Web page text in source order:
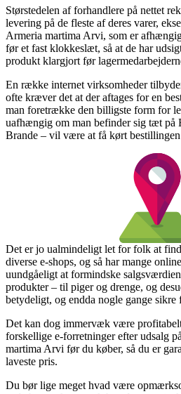
Størstedelen af forhandlere på nettet
levering på de fleste af deres varer,
Armeria martima Arvi, som er
før et fast klokkeslæt, så at de har
produkt klargjort før
En række internet virksomheder
ofte kræver det at der aftages for en
man foretrække den billigste form for
uafhængig om man befinder sig tæt på
Brande – vil være at få kørt
Det er jo ualmindeligt let for folk at
diverse e-shops, og så har mange
uundgåeligt at formindske
produkter – til piger og drenge, og
betydeligt, og endda nogle gange
Det kan dog immervæk være
forskellige e-forretninger efter udsalg
martima Arvi før du køber, så du er
laveste pris.
Du bør lige meget hvad være